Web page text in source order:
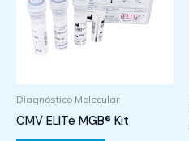
Diagnóstico Molecular
CMV ELITe MGB® Kit